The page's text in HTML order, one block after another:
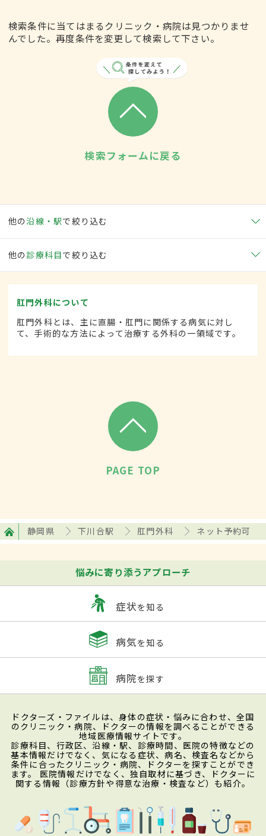
検索条件に当てはまるクリニック・病院は見つかりませ
んでした。再度条件を変更して検索して下さい。
検索フォームに戻る
他の沿線・駅で絞り込む
他の 診療科目で絞り込む
肛門外科について
肛門外科とは、主に直腸・肛門に関係する病気に対し
て、手術的な方法によって治療する外科の一領域です。
PAGE TOP
静岡県 下川合駅 肛門外科 ネット予約可
悩みに寄り添うアプローチ
症状を知る
病気を知る
病院を探す
ドクターズ・ファイルは、身体の症状・悩みに合わせ、全国
のクリニック・病院、ドクターの情報を調べることができる
地域医療情報サイトです。
診療科目、行政区、沿線・駅、診療時間、医院の特徴などの
基本情報だけでなく、気になる症状、病名、検査名などから
条件に合ったクリニック・病院、ドクターを探すことができ
ます。 医院情報だけでなく、独自取材に基づき、ドクターに
関する情報（診療方針や得意な治療・検査など）も紹介。